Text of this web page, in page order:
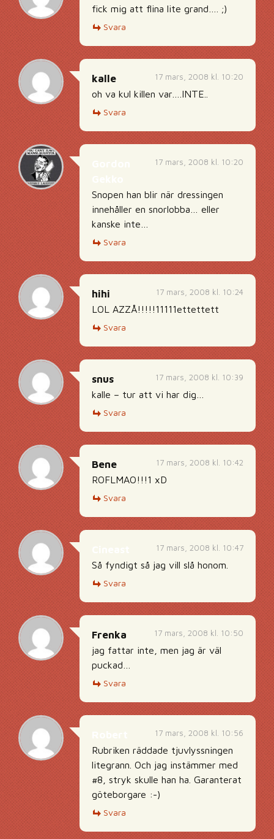
fick mig att flina lite grand…. ;)
Svara
17 mars, 2008 kl. 10:20
kalle
oh va kul killen var….INTE..
Svara
17 mars, 2008 kl. 10:20
Snopen han blir när dressingen
innehåller en snorlobba… eller
kanske inte…
Svara
17 mars, 2008 kl. 10:24
hihi
LOL AZZÅ!!!!!11111ettettett
Svara
17 mars, 2008 kl. 10:39
snus
kalle – tur att vi har dig…
Svara
17 mars, 2008 kl. 10:42
Bene
ROFLMAO!!!1 xD
Svara
17 mars, 2008 kl. 10:47
Så fyndigt så jag vill slå honom.
Svara
17 mars, 2008 kl. 10:50
Frenka
jag fattar inte, men jag är väl
puckad…
Svara
17 mars, 2008 kl. 10:56
Rubriken räddade tjuvlyssningen
litegrann. Och jag instämmer med
#8, stryk skulle han ha. Garanterat
göteborgare :-)
Svara